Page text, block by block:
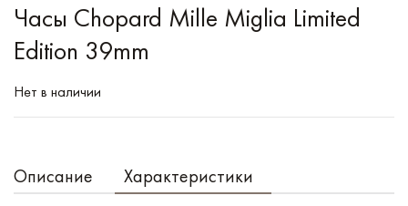
Часы Chopard Mille Miglia Limited
Edition 39mm
Нет в наличии
Описание Характеристики